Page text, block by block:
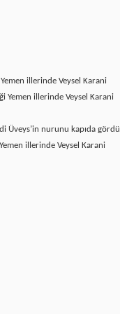
illerinde Veysel Karani
Yemen illerinde Veysel Karani
Üveys’in nurunu kapıda gördü
illerinde Veysel Karani